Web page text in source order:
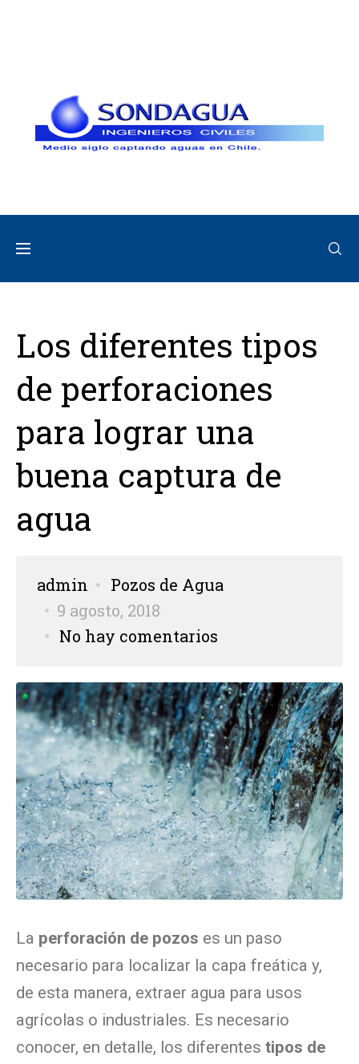
Los diferentes tipos
de perforaciones
para lograr una
buena captura de
agua
admin
Pozos de Agua
9 agosto, 2018
No hay comentarios
La perforación de pozos es un paso
necesario para localizar la capa freática y,
de esta manera, extraer agua para usos
agrícolas o industriales. Es necesario
conocer, en detalle, los diferentes tipos de